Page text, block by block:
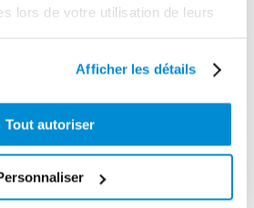
lors de votre utilisation de leurs
Afficher les détails
Tout autoriser
Support fixe
pour enrouleur
AdBlue 8 m